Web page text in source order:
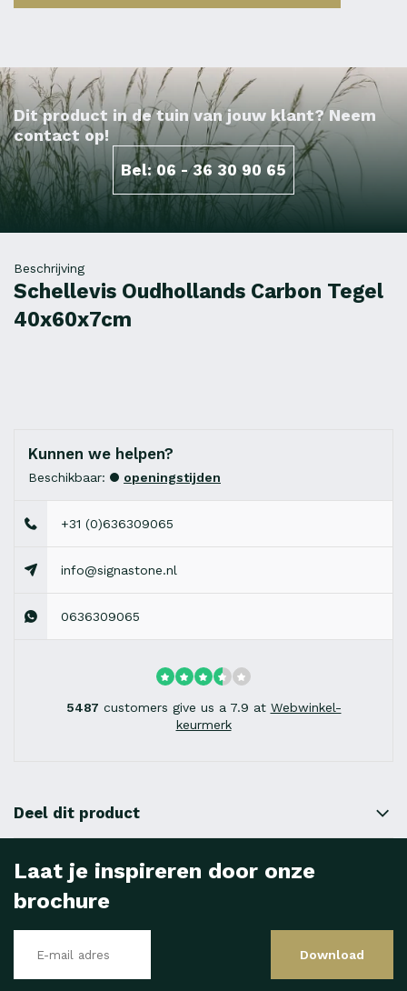
Dit product in de tuin van jouw klant? Neem
contact op!
Bel: 06 - 36 30 90 65
Beschrijving
Schellevis Oudhollands Carbon Tegel
40x60x7cm
Kunnen we helpen?
Beschikbaar: openingstijden
+31 (0)636309065
info@signastone.nl
0636309065
5487 customers give us a 7.9 at Webwinkel-
keurmerk
Deel dit product
Laat je inspireren door onze
brochure
Download